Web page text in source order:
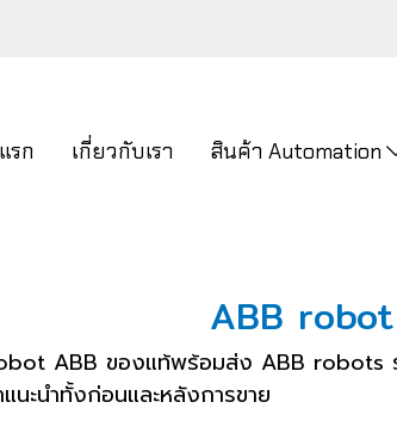
รก เกี่ยวกับเรา สินค้า Automation
ABB robot
ABB ของแท้พร้อมส่ง ABB
นะนำทั้งก่อนและหลังการขาย